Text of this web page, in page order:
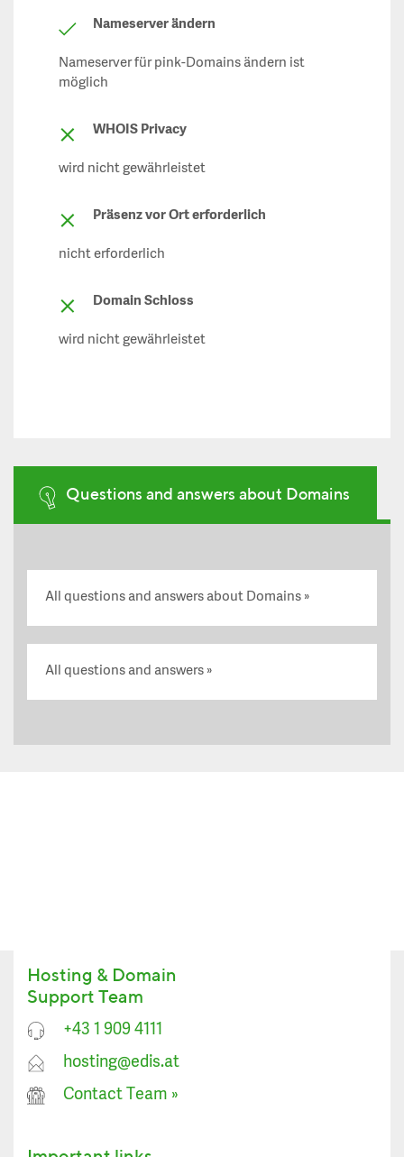
Nameserver ändern
Nameserver für pink-Domains ändern ist
möglich
WHOIS Privacy
wird nicht gewährleistet
Präsenz vor Ort erforderlich
nicht erforderlich
Domain Schloss
wird nicht gewährleistet
Questions and answers about Domains
All questions and answers about Domains
All questions and answers
Hosting & Domain
Support Team
+43 1 909 4111
hosting@edis.at
Contact Team »